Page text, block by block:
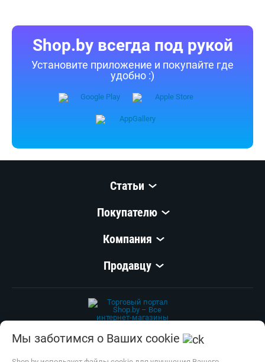
Shop.by всегда под рукой
Установите приложение и покупайте где
удобно :)
Статьи
Покупателю
Компания
Продавцу
© 1999– 2026,ООО «Открытый Контакт»УНП 100008738
Настройка cookie
Мы заботимся о Ваших cookie